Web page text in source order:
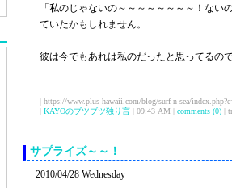
「私のじゃないの～～～～～～～～！な
ていたかもしれません。
彼は今でもあれは私のだったと思ってるの
| https://www.plus-hawaii.com/blog/surf-n-sea/
| KAYOのブツブツ独り言 | 09:43 AM | comments (0) |
サプライズ～～！
2010/04/28 Wednesday